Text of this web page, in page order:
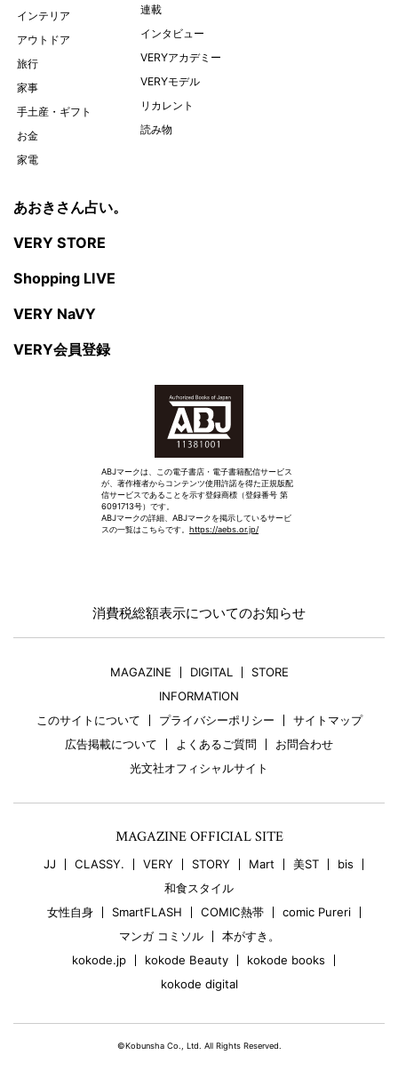
インテリア
アウトドア
旅行
家事
手土産・ギフト
お金
家電
連載
インタビュー
VERYアカデミー
VERYモデル
リカレント
読み物
あおきさん占い。
VERY STORE
Shopping LIVE
VERY NaVY
VERY会員登録
ABJマークは、この電子書店・電子書籍配信サービス
が、著作権者からコンテンツ使用許諾を得た正規版配
信サービスであることを示す登録商標（登録番号 第
6091713号）です。
ABJマークの詳細、ABJマークを掲示しているサービ
スの一覧はこちらです。 https://aebs.or.jp/
消費税総額表示についてのお知らせ
MAGAZINE DIGITAL
STORE
INFORMATION
このサイトについて
プライバシーポリシー
サイトマップ
広告掲載について
よくあるご質問
お問合わせ
光文社オフィシャルサイト
MAGAZINE OFFICIAL SITE
JJ CLASSY. VERY STORY Mart 美ST
bis
和食スタイル
女性自身
SmartFLASH COMIC熱帯
comic Pureri
マンガ コミソル
本がすき。
kokode.jp
kokode Beauty
kokode books
kokode digital
©Kobunsha Co., Ltd. All Rights Reserved.